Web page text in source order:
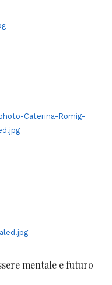
mentale e futuro